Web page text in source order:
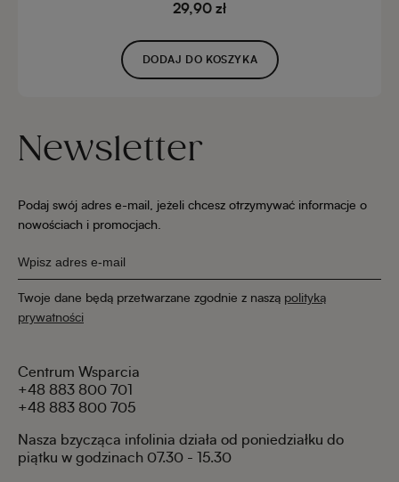
29,90 zł
DODAJ DO KOSZYKA
Newsletter
Podaj swój adres e-mail, jeżeli chcesz otrzymywać informacje o
nowościach i promocjach.
Twoje dane będą przetwarzane zgodnie z naszą polityką
prywatności
Centrum Wsparcia
+48 883 800 701
+48 883 800 705
Nasza bzycząca infolinia działa od poniedziałku do
piątku w godzinach 07.30 - 15.30